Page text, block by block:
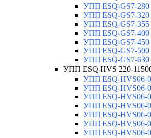
УПП ESQ-GS7-280
УПП ESQ-GS7-320
УПП ESQ-GS7-355
УПП ESQ-GS7-400
УПП ESQ-GS7-450
УПП ESQ-GS7-500
УПП ESQ-GS7-630
УПП ESQ-HVS 220-
УПП ESQ-HVS06-
УПП ESQ-HVS06-
УПП ESQ-HVS06-
УПП ESQ-HVS06-
УПП ESQ-HVS06-
УПП ESQ-HVS06-
УПП ESQ-HVS06-